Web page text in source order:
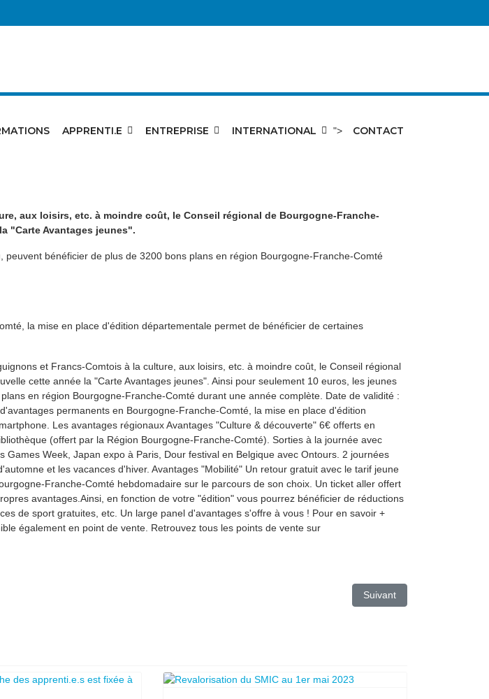
APPRENTI.E ENTREPRISE INTERNATIONAL "> CONTACT
aux loisirs, etc. à moindre coût, le Conseil régional de Bourgogne-Franche-
"Carte Avantages jeunes".
bénéficier de plus de 3200 bons plans en région Bourgogne-Franche-Comté
la mise en place d'édition départementale permet de bénéficier de certaines
et Francs-Comtois à la culture, aux loisirs, etc. à moindre coût, le Conseil régional
cette année la "Carte Avantages jeunes". Ainsi pour seulement 10 euros, les jeunes
en région Bourgogne-Franche-Comté durant une année complète. Date de validité :
permanents en Bourgogne-Franche-Comté, la mise en place d'édition
Les avantages régionaux Avantages "Culture & découverte" 6€ offerts en
(offert par la Région Bourgogne-Franche-Comté). Sorties à la journée avec
Week, Japan expo à Paris, Dour festival en Belgique avec Ontours. 2 journées
et les vacances d'hiver. Avantages "Mobilité" Un retour gratuit avec le tarif jeune
Franche-Comté hebdomadaire sur le parcours de son choix. Un ticket aller offert
avantages.Ainsi, en fonction de votre "édition" vous pourrez bénéficier de réductions
de sport gratuites, etc. Un large panel d'avantages s'offre à vous ! Pour en savoir +
également en point de vente. Retrouvez tous les points de vente sur
Article suivant : La prime à
Suivant